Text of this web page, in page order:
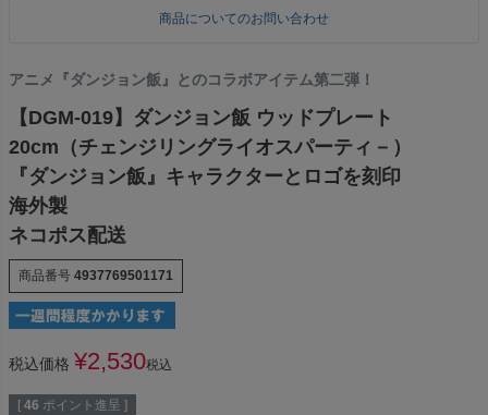
商品についてのお問い合わせ
アニメ『ダンジョン飯』とのコラボアイテム第二弾！
【DGM-019】ダンジョン飯 ウッドプレート
20cm（チェンジリングライオスパーティ－）
『ダンジョン飯』キャラクターとロゴを刻印
海外製
ネコポス配送
商品番号 4937769501171
税込価格 ¥2,530税込
[ 46 ポイント進呈 ]